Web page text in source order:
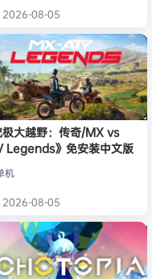
2026-08-05
极大越野：传奇/MX vs
Legends》免安装中文版
机
2026-08-05